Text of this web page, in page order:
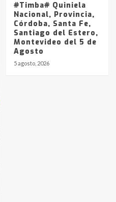
#Timba# Quiniela
Nacional, Provincia,
Córdoba, Santa Fe,
Santiago del Estero,
Montevideo del 5 de
Agosto
5 agosto, 2026